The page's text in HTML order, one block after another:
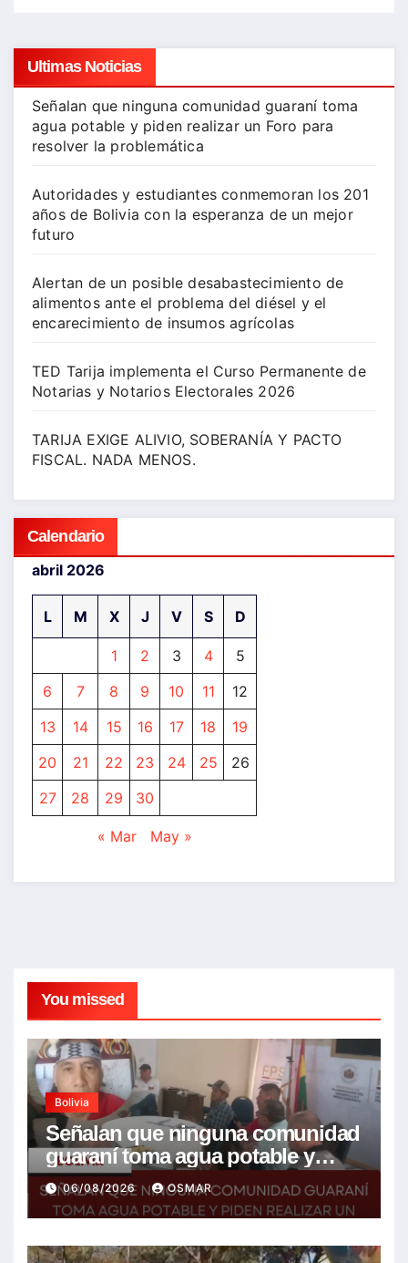
Ultimas Noticias
Señalan que ninguna comunidad guaraní toma
agua potable y piden realizar un Foro para
resolver la problemática
Autoridades y estudiantes conmemoran los 201
años de Bolivia con la esperanza de un mejor
futuro
Alertan de un posible desabastecimiento de
alimentos ante el problema del diésel y el
encarecimiento de insumos agrícolas
TED Tarija implementa el Curso Permanente de
Notarias y Notarios Electorales 2026
TARIJA EXIGE ALIVIO, SOBERANÍA Y PACTO
FISCAL. NADA MENOS.
Calendario
abril 2026
L M X J V S D
1 2 3 4
5
6
7 8 9 10 11
12
13
14 15 16 17 18
19
20
21 22 23 24 25
26
27
28 29 30
« Mar May »
You missed
Bolivia
Señalan que ninguna comunidad
guaraní toma agua potable y
piden realizar un Foro para
resolver la problemática
06/08/2026 OSMAR